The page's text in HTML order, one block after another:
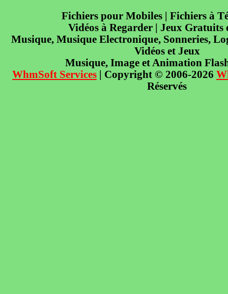
Fichiers pour Mobiles | Fichiers à
Vidéos à Regarder | Jeux Gratuits
Musique, Musique Electronique, Sonneries,
Vidéos et Jeux
Musique, Image et Animation
WhmSoft Services | Copyright © 2006-2026
Réservés